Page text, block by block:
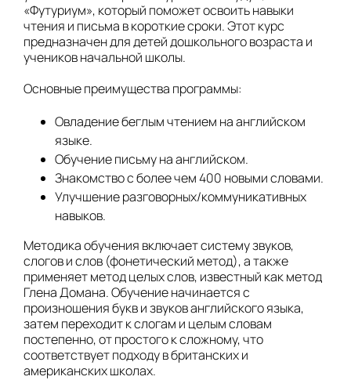
«Футуриум», который поможет освоить навыки
чтения и письма в короткие сроки. Этот курс
предназначен для детей дошкольного возраста и
учеников начальной школы.
Основные преимущества программы:
Овладение беглым чтением на английском
языке.
Обучение письму на английском.
Знакомство с более чем 400 новыми словами.
Улучшение разговорных/коммуникативных
навыков.
Методика обучения включает систему звуков,
слогов и слов (фонетический метод), а также
применяет метод целых слов, известный как метод
Глена Домана. Обучение начинается с
произношения букв и звуков английского языка,
затем переходит к слогам и целым словам
постепенно, от простого к сложному, что
соответствует подходу в британских и
американских школах.